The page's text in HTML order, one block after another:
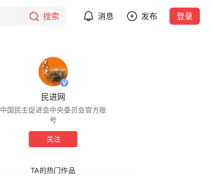
搜索 消息 发布 登录
民进网
中国民主促进会中央委员会官方账
号
关注
TA的热门作品